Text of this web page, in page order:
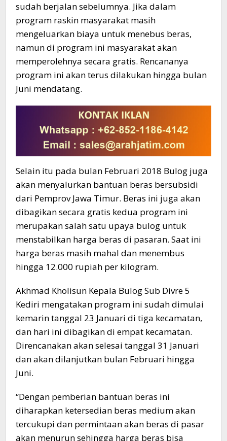
sudah berjalan sebelumnya. Jika dalam
program raskin masyarakat masih
mengeluarkan biaya untuk menebus beras,
namun di program ini masyarakat akan
memperolehnya secara gratis. Rencananya
program ini akan terus dilakukan hingga bulan
Juni mendatang.
Selain itu pada bulan Februari 2018 Bulog juga
akan menyalurkan bantuan beras bersubsidi
dari Pemprov Jawa Timur. Beras ini juga akan
dibagikan secara gratis kedua program ini
merupakan salah satu upaya bulog untuk
menstabilkan harga beras di pasaran. Saat ini
harga beras masih mahal dan menembus
hingga 12.000 rupiah per kilogram.
Akhmad Kholisun Kepala Bulog Sub Divre 5
Kediri mengatakan program ini sudah dimulai
kemarin tanggal 23 Januari di tiga kecamatan,
dan hari ini dibagikan di empat kecamatan.
Direncanakan akan selesai tanggal 31 Januari
dan akan dilanjutkan bulan Februari hingga
Juni.
“Dengan pemberian bantuan beras ini
diharapkan ketersedian beras medium akan
tercukupi dan permintaan akan beras di pasar
akan menurun sehingga harga beras bisa